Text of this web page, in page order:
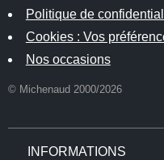
Politique de
Cookies : Vos
Nos occasions
© Michenaud 2000/2026
INFORMATIONS